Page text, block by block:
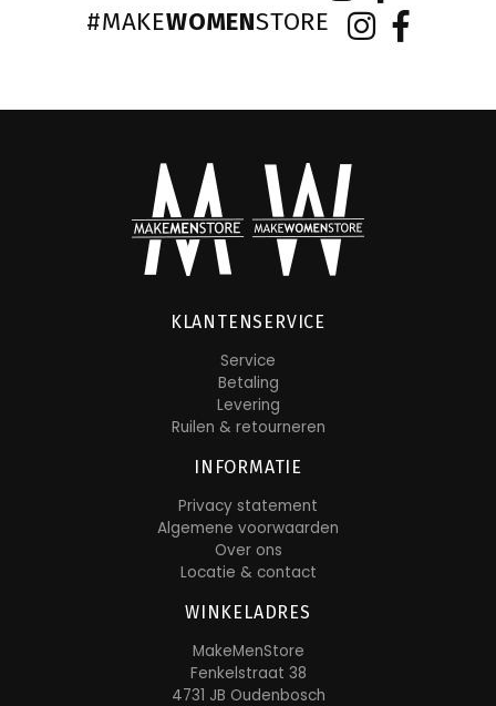
#MAKEWOMENSTORE
KLANTENSERVICE
Service
Betaling
Levering
Ruilen & retourneren
INFORMATIE
Privacy statement
Algemene voorwaarden
Over ons
Locatie & contact
WINKELADRES
MakeMenStore
Fenkelstraat 38
4731 JB Oudenbosch